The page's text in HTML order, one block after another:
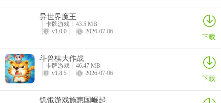
App，白金岛跑得快我们会不定期给大家分享用车养车知识，帮你晋
白金岛跑得快推荐理由
1、各种娱乐对战不卡顿不掉线，把握欢乐游戏竞技牌局，给你无限的
异世界魔王
卡牌游戏
43.5 MB
v1.0.0
2026-07-06 下载
斗兽棋大作战
卡牌游戏
46.47 MB
v1.8.5
2026-07-06 下载
饥饿游戏施惠国崛起